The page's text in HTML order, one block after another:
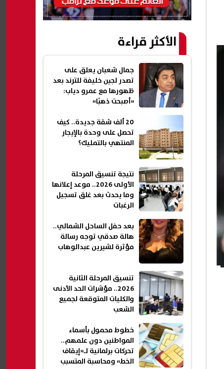
الأكثر قراءة
جمال شعبان يعلق على
تصدر لجين خليفة للترند بعد
ظهورها مع عمرو دياب:
«أصبحت ذهبًا»
20 ألف شقة جديدة.. كيف
تحصل على وحدة بالإيجار
المنتهي بالتمليك؟
نتيجة تنسيق المرحلة
الأولى 2026.. موعد إعلانها
وما يحدث بعد غلق تسجيل
الرغبات
بعد حفل الساحل الشمالي..
هالة صدقي توجه رسالة
مؤثرة لشيرين عبدالوهاب
تنسيق المرحلة الثانية
2026.. مؤشرات الحد الأدنى
والكليات المتوقعة لجميع
الشعب
خطوط محمول بأسماء
المواطنين دون علمهم..
تحركات برلمانية لـ«إيقاف
الخط» ومحاسبة المتسبب